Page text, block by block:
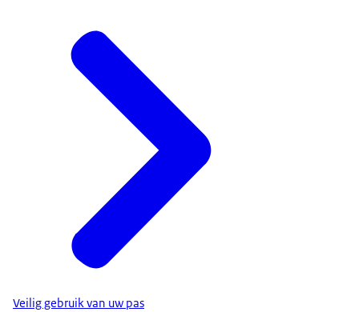
Veilig gebruik van uw pas